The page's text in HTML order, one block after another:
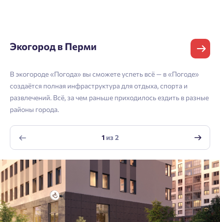
Email
Согласен получать информационную рассылку
Отправить
Экогород в Перми
В экогороде «Погода» вы сможете успеть всё — в «Погоде»
создаётся полная инфраструктура для отдыха, спорта и
развлечений. Всё, за чем раньше приходилось ездить в разные
районы города.
1из2
Личный кабинет
Введите номер телефона, чтобы войти или
зарегистрироваться.
Нажимая кнопку «Отправить», вы даёте согласие на обработку
персональных данных.
Личный кабинет
Мы отправили код на номер .
Отправить